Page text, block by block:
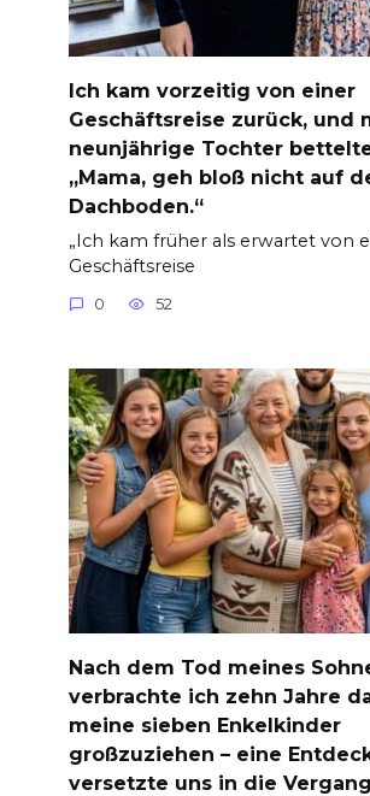
Ich kam vorzeitig von einer
Geschäftsreise zurück, und
neunjährige Tochter
„Mama, geh bloß nicht auf
Dachboden.“
„Ich kam früher als erwartet von
Geschäftsreise
0 52
Nach dem Tod meines
verbrachte ich zehn Jahre
meine sieben Enkelkinder
großzuziehen – eine
versetzte uns in die